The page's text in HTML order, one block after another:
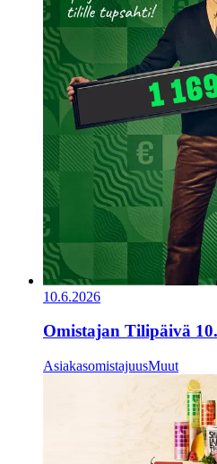
10.6.2026
Omistajan Tilipäivä
AsiakasomistajuusMuut